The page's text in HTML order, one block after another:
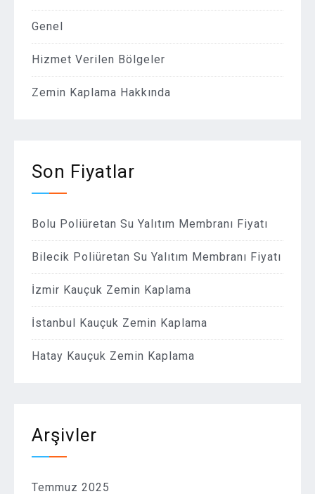
Genel
Hizmet Verilen Bölgeler
Zemin Kaplama Hakkında
Son Fiyatlar
Bolu Poliüretan Su Yalıtım Membranı Fiyatı
Bilecik Poliüretan Su Yalıtım Membranı Fiyatı
İzmir Kauçuk Zemin Kaplama
İstanbul Kauçuk Zemin Kaplama
Hatay Kauçuk Zemin Kaplama
Arşivler
Temmuz 2025